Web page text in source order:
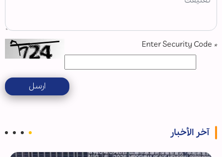
*
ارسل
آخر الأخبار